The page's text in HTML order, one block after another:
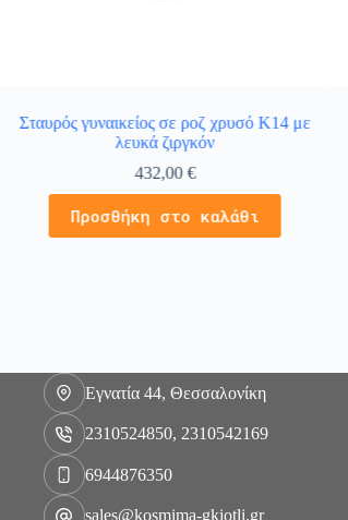
Σταυρός γυναικείος σε ροζ χρυσό Κ14 με
λευκά ζιργκόν
432,00€
Προσθήκη στο καλάθι
Εγνατία 44, Θεσσαλονίκη
2310524850, 2310542169
6944876350
sales@kosmima-gkiotli.gr